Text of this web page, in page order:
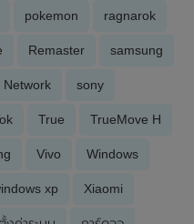
pokemon ragnarok
Remaster samsung
Network sony
True TrueMove H
Vivo Windows
xp Xiaomi